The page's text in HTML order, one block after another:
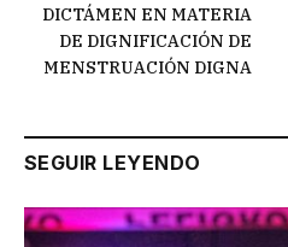
DICTÁMEN EN MATERIA
DE DIGNIFICACIÓN DE
MENSTRUACIÓN DIGNA
SEGUIR LEYENDO